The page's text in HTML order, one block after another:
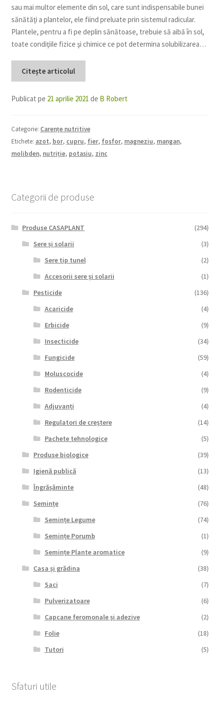
sau mai multor elemente din sol, care sunt indispensabile bunei
sănătăţi a plantelor, ele fiind preluate prin sistemul radicular.
Plantele, pentru a fi pe deplin sănătoase, trebuie să aibă în sol,
toate condiţiile fizice şi chimice ce pot determina solubilizarea…
Citește articolul
Publicat pe 21 aprilie 2021 de B Robert
Categorie: Carențe nutritive
Etichete: azot, bor, cupru, fier, fosfor, magneziu, mangan,
molibden, nutriție, potasiu, zinc
Categorii de produse
Produse CASAPLANT
(294)
Sere și solarii
(3)
Sere tip tunel
(2)
Accesorii sere și solarii
(1)
Pesticide
(136)
Acaricide
(4)
Erbicide
(9)
Insecticide
(34)
Fungicide
(59)
Moluscocide
(4)
Rodenticide
(9)
Adjuvanți
(4)
Regulatori de creștere
(14)
Pachete tehnologice
(5)
Produse biologice
(39)
Igienă publică
(13)
Îngrășăminte
(48)
Semințe
(76)
Semințe Legume
(74)
Semințe Porumb
(1)
Semințe Plante aromatice
(9)
Casa și grădina
(38)
Saci
(7)
Pulverizatoare
(6)
Capcane feromonale și adezive
(2)
Folie
(18)
Tutori
(5)
Sfaturi utile